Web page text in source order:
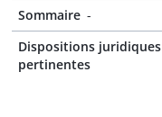
Sommaire -
Dispositions juridiques
pertinentes